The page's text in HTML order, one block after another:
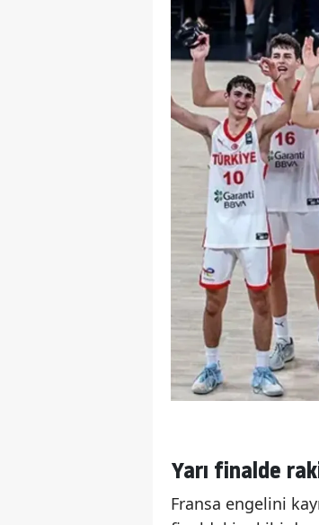
Yarı finalde
Fransa engelini